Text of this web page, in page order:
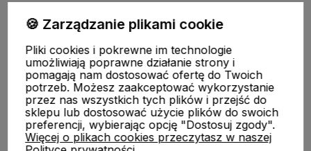
O nas
Moje konto
🍪 Zarządzanie plikami cookie
Pliki cookies i pokrewne im technologie
umożliwiają poprawne działanie strony i
pomagają nam dostosować ofertę do Twoich
potrzeb. Możesz zaakceptować wykorzystanie
przez nas wszystkich tych plików i przejść do
sklepu lub dostosować użycie plików do swoich
preferencji, wybierając opcję "Dostosuj zgody".
Więcej o plikach cookies przeczytasz w naszej